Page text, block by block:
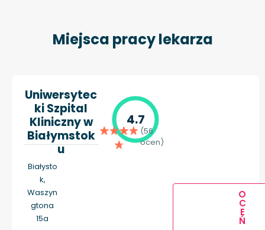
Miejsca pracy lekarza
Uniwersytec
ki Szpital
Kliniczny w
Białymstok
u
Białysto
k,
Waszyn
gtona
15a
4.7
(56
ocen)
O
C
E
Ń